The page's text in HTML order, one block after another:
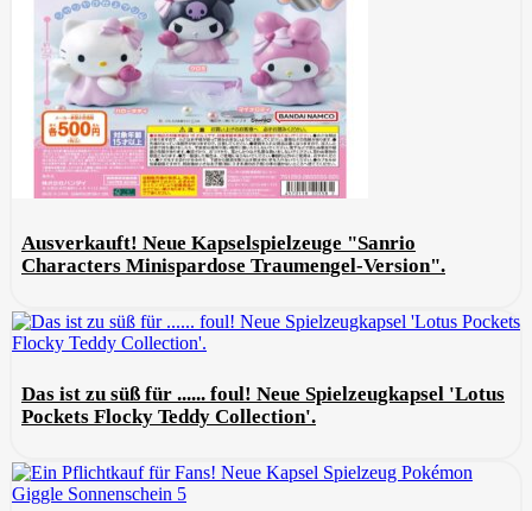
Ausverkauft! Neue Kapselspielzeuge "Sanrio
Characters Minispardose Traumengel-Version".
Das ist zu süß für ...... foul! Neue Spielzeugkapsel 'Lotus
Pockets Flocky Teddy Collection'.